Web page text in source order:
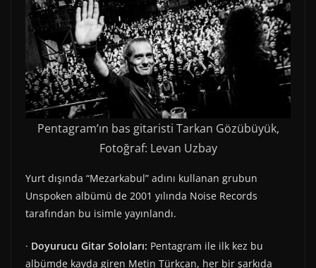
Pentagram’ın bas gitaristi Tarkan Gözübüyük,
Fotoğraf: Levan Uzbay
Yurt dışında “Mezarkabul” adını kullanan grubun
Unspoken albümü de 2001 yılında Noise Records
tarafından bu isimle yayınlandı.
· Doyurucu Gitar Soloları: Pentagram ile ilk kez bu
albümde kayda giren Metin Türkcan, her bir şarkıda